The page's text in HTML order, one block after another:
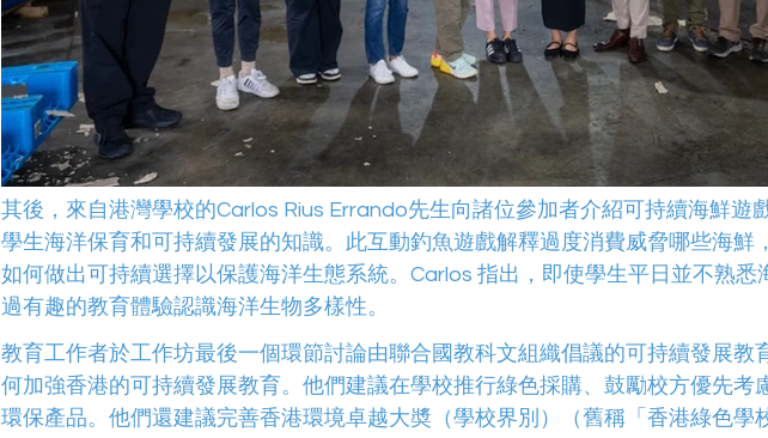
其後，來自港灣學校的Carlos Rius Errando先生向諸位參加者介紹可持續海鮮遊
學生海洋保育和可持續發展的知識。此互動釣魚遊戲解釋過度消費威脅哪些海鮮
如何做出可持續選擇以保護海洋生態系統。Carlos 指出，即使學生平日並不熟悉
過有趣的教育體驗認識海洋生物多樣性。
教育工作者於工作坊最後一個環節討論由聯合國教科文組織倡議的可持續發展教
何加強香港的可持續發展教育。他們建議在學校推行綠色採購、鼓勵校方優先考
環保產品。他們還建議完善香港環境卓越大奬（學校界別）（舊稱「香港綠色學